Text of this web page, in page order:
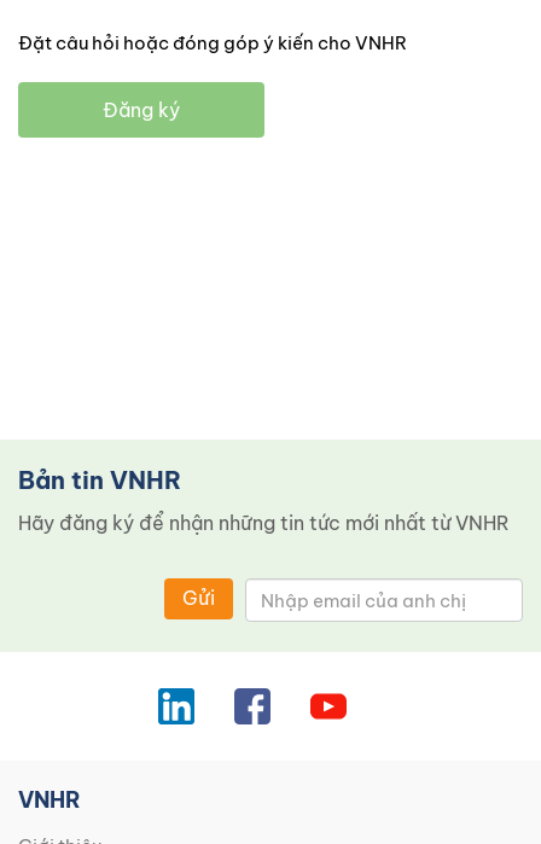
Đặt câu hỏi hoặc đóng góp ý kiến cho VNHR
Đăng ký
Bản tin VNHR
Hãy đăng ký để nhận những tin tức mới nhất từ ​​VNHR
Gửi
VNHR